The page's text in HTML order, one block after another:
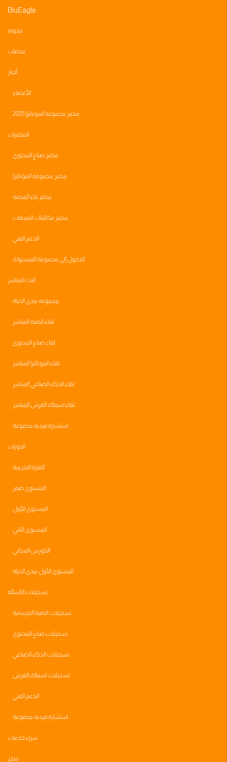
BluEagle
مدونه
منصات
أخبار
الأعضاء
مختبر مجموعه الموناليزا 2025
المختبرات
مختبر صناع المحتوى
مختبر مجموعه الموناليزا
مختبر بناء المنصه
مختبر مكالمات المبيعات
الدعم الفني
الدخول إلى مجموعة الفيسبوك
البث المباشر
مجموعه مدى الحياه
لقاء الصبة المباشر
لقاء صناع المحتوى
لقاء الموناليزا المباشر
لقاء الذكاء الصناعي المباشر
لقاء اسماك القرش المباشر
استشاره فرديه مدفوعة
الدورات
الفترة التجريبية
المستوى صفر
المستوى الأول
المستوى الثاني
الكورس المجاني
المستوى الأول مدى الحياه
تسجيلات الأسئلة
تسجيلات الصبة الخرسانية
تسجيلات صناع المحتوى
تسجيلات الذكاء الصناعي
تسجيلات اسماك القرش
الدعم الفني
استشاره فرديه مدفوعة
شراء خدمات
متجر